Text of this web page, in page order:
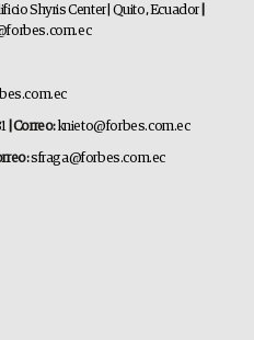
Shyris Center | Quito, Ecuador
| Correo: knieto@forbes.com.ec
sfraga@forbes.com.ec